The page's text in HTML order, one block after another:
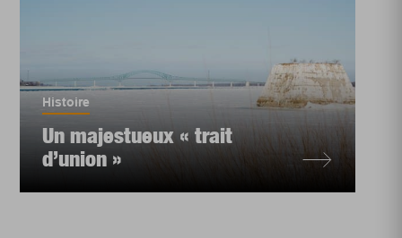
Histoire
Un majestueux « trait
d’union »